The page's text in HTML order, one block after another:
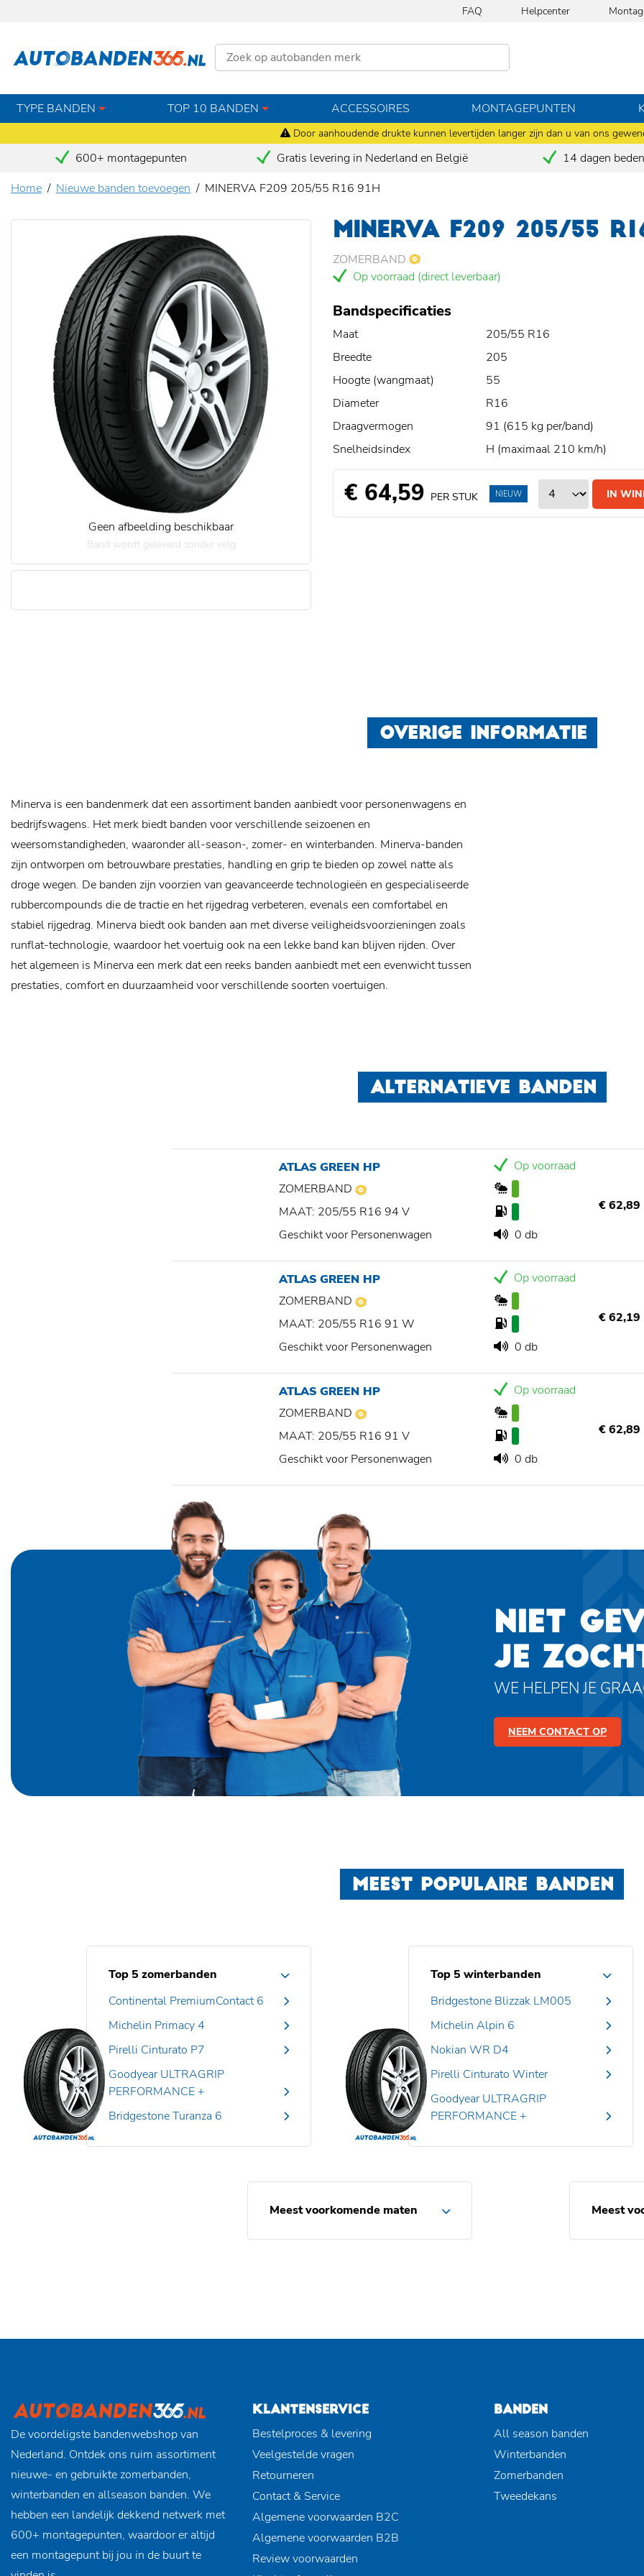
Door aanhoudende drukte kunnen levertijden langer zijn dan u van ons
FAQ Helpcenter
TYPE BANDEN TOP 10 BANDEN ACCESSOIRES MONTAGEPUNTEN
600+ montagepunten Gratis levering in Nederland en België 14 dagen
Home
Nieuwe banden toevoegen MINERVA F209 205/55 R16 91H
Geen afbeelding beschikbaar
Band wordt geleverd zonder velg
MINERVA F209 205/55
ZOMERBAND
Op voorraad (direct leverbaar)
Bandspecificaties
Maat
205/55 R16
Breedte
205
Hoogte (wangmaat)
55
Diameter
R16
Draagvermogen
91 (615 kg per/band)
Snelheidsindex
H (maximaal 210 km/h)
€ 64,59 PER STUK IN
NIEUW
OVERIGE INFORMATIE
Minerva is een bandenmerk dat een assortiment banden aanbiedt voor personenwagens en
bedrijfswagens. Het merk biedt banden voor verschillende seizoenen en
weersomstandigheden, waaronder all-season-, zomer- en winterbanden. Minerva-banden
zijn ontworpen om betrouwbare prestaties, handling en grip te bieden op zowel natte als
droge wegen. De banden zijn voorzien van geavanceerde technologieën en gespecialiseerde
rubbercompounds die de tractie en het rijgedrag verbeteren, evenals een comfortabel en
stabiel rijgedrag. Minerva biedt ook banden aan met diverse veiligheidsvoorzieningen zoals
runflat-technologie, waardoor het voertuig ook na een lekke band kan blijven rijden. Over
het algemeen is Minerva een merk dat een reeks banden aanbiedt met een evenwicht tussen
prestaties, comfort en duurzaamheid voor verschillende soorten voertuigen.
ALTERNATIEVE BANDEN
ATLAS GREEN HP
ZOMERBAND
MAAT: 205/55 R16 94 V
Geschikt voor Personenwagen
Op voorraad
0 db
€ 62,89
ATLAS GREEN HP
ZOMERBAND
MAAT: 205/55 R16 91 W
Geschikt voor Personenwagen
Op voorraad
0 db
€ 62,19
ATLAS GREEN HP
ZOMERBAND
MAAT: 205/55 R16 91 V
Geschikt voor Personenwagen
Op voorraad
0 db
€ 62,89
NIET
JE
WE HELPEN JE
NEEM CONTACT OP
MEEST POPULAIRE BANDEN
Top 5 zomerbanden
Continental PremiumContact 6
Michelin Primacy 4
Pirelli Cinturato P7
Goodyear ULTRAGRIP
PERFORMANCE +
Bridgestone Turanza 6
Top 5 winterbanden
Bridgestone Blizzak LM005
Michelin Alpin 6
Nokian WR D4
Pirelli Cinturato Winter
Goodyear ULTRAGRIP
PERFORMANCE +
Meest voorkomende maten Meest
De voordeligste bandenwebshop van
Nederland. Ontdek ons ruim assortiment
nieuwe- en gebruikte zomerbanden,
winterbanden en allseason banden. We
hebben een landelijk dekkend netwerk met
600+ montagepunten, waardoor er altijd
een montagepunt bij jou in de buurt te
KLANTENSERVICE
Bestelproces & levering
Veelgestelde vragen
Retourneren
Contact & Service
Algemene voorwaarden B2C
Algemene voorwaarden B2B
Review voorwaarden
BANDEN
All season banden
Winterbanden
Zomerbanden
Tweedekans